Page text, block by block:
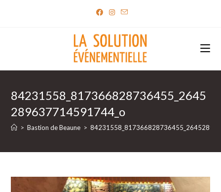
84231558_817366828736455_2645
289637714591744_o
> Bastion de Beaune >